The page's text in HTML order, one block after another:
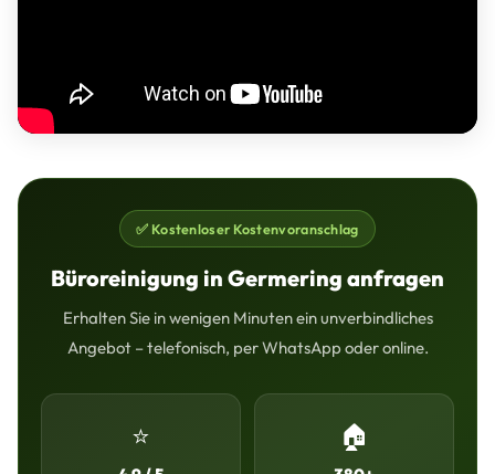
✅ Kostenloser Kostenvoranschlag
Büroreinigung in Germering anfragen
Erhalten Sie in wenigen Minuten ein unverbindliches
Angebot – telefonisch, per WhatsApp oder online.
⭐ 🏠